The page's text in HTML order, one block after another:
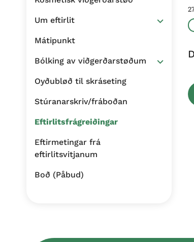
Um eftirlit
Mátipunkt
Bólking av viðgerðarstøðum
Oyðubløð til skráseting
Stúranarskriv/fráboðan
Eftirlitsfrágreiðingar
Eftirmetingar frá
eftirlitsvitjanum
Boð (Påbud)